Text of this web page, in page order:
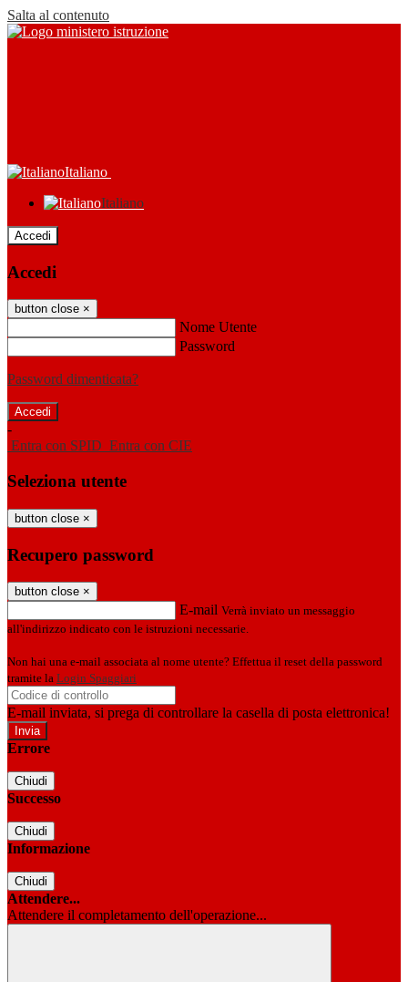
Salta al contenuto
Italiano
Italiano
Accedi
Accedi
button close ×
Nome Utente
Password
Password dimenticata?
-
Entra con SPID Entra con CIE
Seleziona utente
button close ×
Recupero password
button close ×
E-mail Verrà inviato un messaggio
all'indirizzo indicato con le istruzioni necessarie.
Non hai una e-mail associata al nome utente? Effettua il reset della password
tramite la Login Spaggiari
E-mail inviata, si prega di controllare la casella di posta elettronica!
Errore
Chiudi
Successo
Chiudi
Informazione
Chiudi
Attendere...
Attendere il completamento dell'operazione...